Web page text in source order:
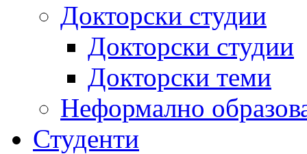
Докторски студии
Докторски студии
Докторски теми
Неформално
Студенти